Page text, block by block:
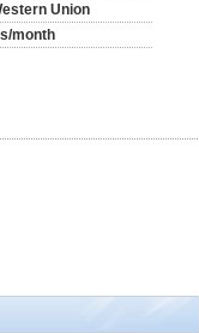
Union
month